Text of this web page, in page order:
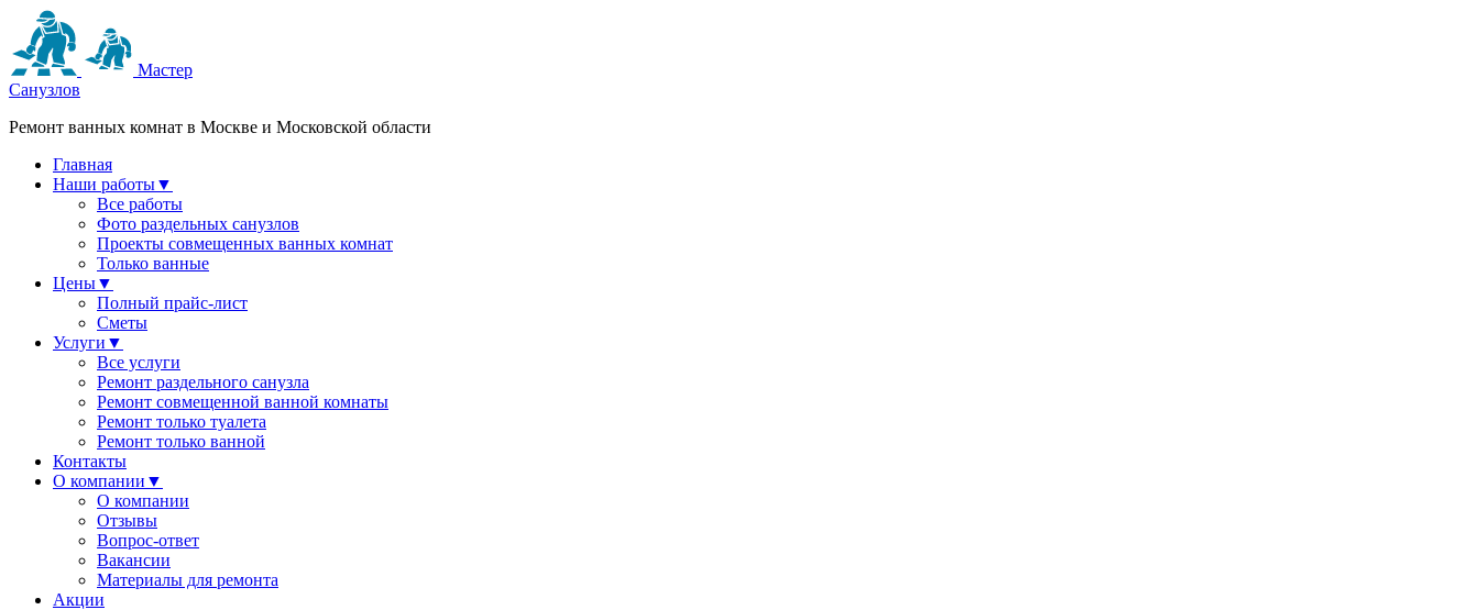
Мастер
Санузлов
Ремонт ванных комнат в Москве и Московской области
Главная
Наши работы▼
Все работы
Фото раздельных санузлов
Проекты совмещенных ванных комнат
Только ванные
Цены▼
Полный прайс-лист
Сметы
Услуги ▼
Все услуги
Ремонт раздельного санузла
Ремонт совмещенной ванной комнаты
Ремонт только туалета
Ремонт только ванной
Контакты
О компании ▼
О компании
Отзывы
Вопрос-ответ
Вакансии
Материалы для ремонта
Акции